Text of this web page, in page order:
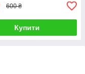
600 ₴
Купити